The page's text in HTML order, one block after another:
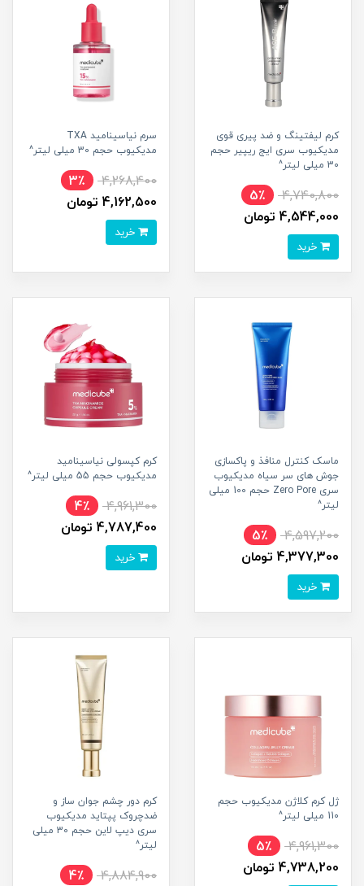
کرم لیفتینگ و ضد پیری قوی
مدیکیوب سری ایج ریپیر حجم
30 میلی لیتر^
4,740,800
5٪
4,544,000 تومان
سرم نیاسینامید TXA
مدیکیوب حجم 30 میلی لیتر^
4,268,400
3٪
4,162,500 تومان
ماسک کنترل منافذ و پاکسازی
جوش های سر سیاه مدیکیوب
سری Zero Pore حجم 100 میلی
لیتر^
4,597,200
5٪
4,377,300 تومان
کرم کپسولی نیاسینامید
مدیکیوب حجم 55 میلی لیتر^
4,961,300
4٪
4,787,400 تومان
ژل کرم کلاژن مدیکیوب حجم
110 میلی لیتر^
4,961,300
5٪
4,738,200 تومان
کرم دور چشم جوان ساز و
ضدچروک پپتاید مدیکیوب
سری دیپ لاین حجم 30 میلی
لیتر^
4,884,900 4٪